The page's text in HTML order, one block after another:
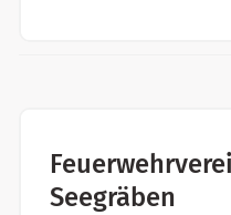
Seegräben